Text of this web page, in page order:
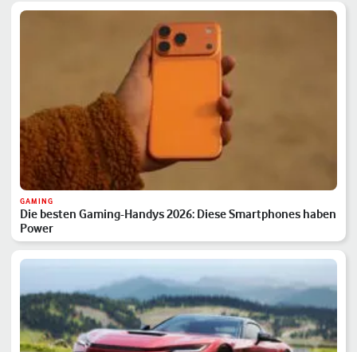
GAMING
Die besten Gaming-Handys 2026: Diese Smartphones haben
Power